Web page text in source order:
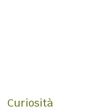
Curiosità